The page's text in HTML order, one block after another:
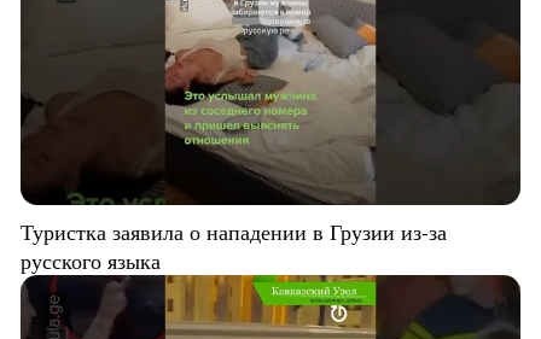
Туристка заявила о нападении в Грузии из-за
русского языка